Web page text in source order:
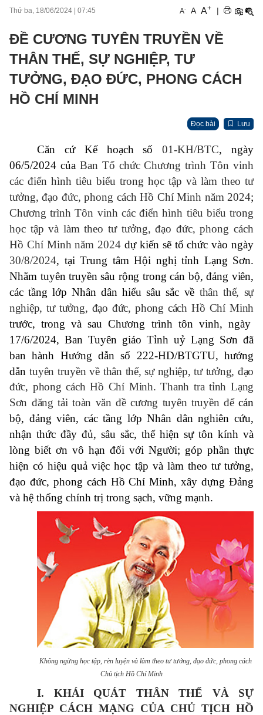
Thứ ba, 18/06/2024 07:45 A- A A+ |
ĐỀ CƯƠNG TUYÊN TRUYỀN VỀ
THÂN THẾ, SỰ NGHIỆP, TƯ
TƯỞNG, ĐẠO ĐỨC, PHONG CÁCH
HỒ CHÍ MINH
Đọc bài Lưu
Căn cứ Kế hoạch số01-KH/BTC, ngày
06/5/2024 của Ban Tổ chức Chương trình Tôn vinh
các điển hình tiêu biểu trong học tập và làm theo tư
tưởng, đạo đức, phong cách Hồ Chí Minh năm 2024;
Chương trình Tôn vinh các điển hình tiêu biểu trong
học tập và làm theo tư tưởng, đạo đức, phong cách
Hồ Chí Minh năm 2024dự kiến sẽ tổ chức vào ngày
30/8/2024, tại Trung tâm Hội nghị tỉnh Lạng Sơn.
Nhằm tuyên truyền sâu rộng trong cán bộ, đảng viên,
các tầng lớp Nhân dân hiểu sâu sắc về thân thế, sự
nghiệp, tư tưởng, đạo đức, phong cách Hồ Chí Minh
trước, trong và sau Chương trình tôn vinh, ngày
17/6/2024, Ban Tuyên giáo Tỉnh uỷ Lạng Sơn đã
ban hành Hướng dẫnsố 222-HD/BTGTU, hướng
dẫntuyên truyền về thân thế, sự nghiệp, tư tưởng, đạo
đức, phong cách Hồ Chí Minh.Thanh tra tỉnh Lạng
Sơn đăng tải toàn văn đề cương tuyên truyền để cán
bộ, đảng viên, các tầng lớp Nhân dân nghiên cứu,
nhận thức đầy đủ, sâu sắc, thể hiện sự tôn kính và
lòng biết ơn vô hạn đối với Người; góp phần thực
hiện có hiệu quả việc học tập và làm theo tư tưởng,
đạo đức, phong cách Hồ Chí Minh, xây dựng Đảng
và hệ thống chính trị trong sạch, vững mạnh.
Không ngừng học tập, rèn luyện và làm theo tư tưởng, đạo đức, phong cách
Chủ tịch Hồ Chí Minh
I. KHÁI QUÁT THÂN THẾ VÀ SỰ
NGHIỆP CÁCH MẠNG CỦA CHỦ TỊCH HỒ